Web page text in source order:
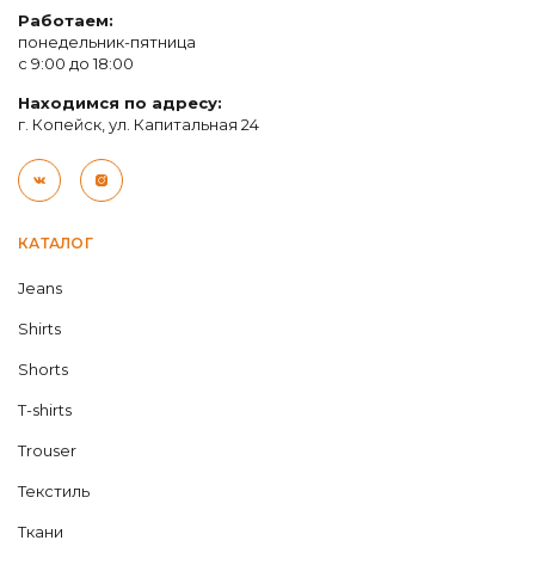
КАТАЛОГ
Jeans
Shirts
Shorts
T-shirts
Trouser
Текстиль
Ткани
Работаем:
понедельник-пятница
с 9:00 до 18:00
Находимся по адресу:
г. Копейск, ул. Капитальная 24